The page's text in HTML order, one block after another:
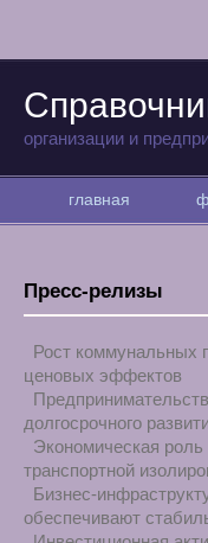
организации и
главная
Пресс-релизы
Рост коммунальных
ценовых эффектов
долгосрочного
Экономическая
транспортной
Бизнес-
обеспечивают